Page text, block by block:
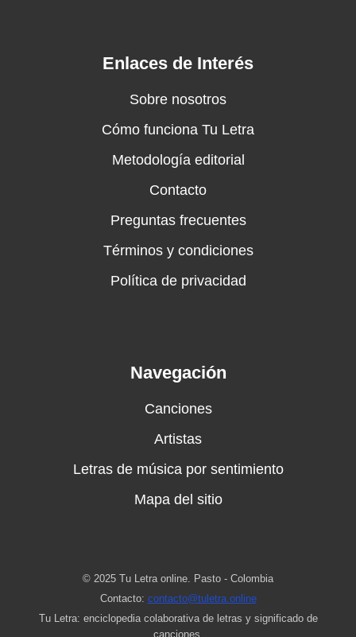
Enlaces de Interés
Sobre nosotros
Cómo funciona Tu Letra
Metodología editorial
Contacto
Preguntas frecuentes
Términos y condiciones
Política de privacidad
Navegación
Canciones
Artistas
Letras de música por sentimiento
Mapa del sitio
© 2025 Tu Letra online. Pasto - Colombia
Contacto: contacto@tuletra.online
Tu Letra: enciclopedia colaborativa de letras y significado de
canciones.